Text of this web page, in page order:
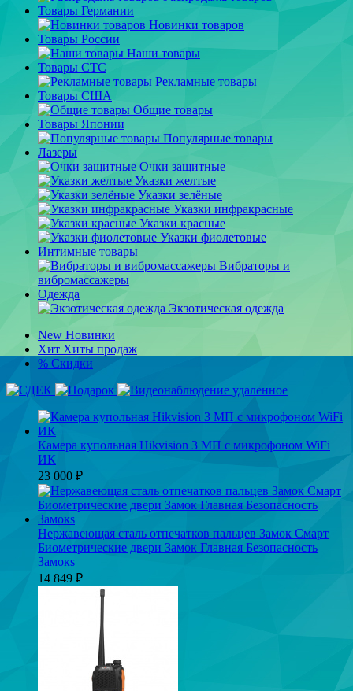
Товары Германии
Новинки товаров
Товары России
Наши товары
Товары СТС
Рекламные товары
Товары США
Общие товары
Товары Японии
Популярные товары
Лазеры
Очки защитные
Указки желтые
Указки зелёные
Указки инфракрасные
Указки красные
Указки фиолетовые
Интимные товары
Вибраторы и
вибромассажеры
Одежда
Экзотическая одежда
New Новинки
Хит Хиты продаж
% Скидки
Камера купольная Hikvision 3 МП с микрофоном WiFi
ИК
23 000 ₽
Нержавеющая сталь отпечатков пальцев Замок Смарт
Биометрические двери Замок Главная Безопасность
Замокs
14 849 ₽